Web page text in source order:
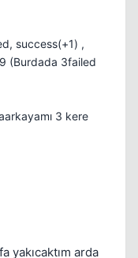
success(+1) ,
(Burdada 3failed
3 kere
yakıcaktım arda